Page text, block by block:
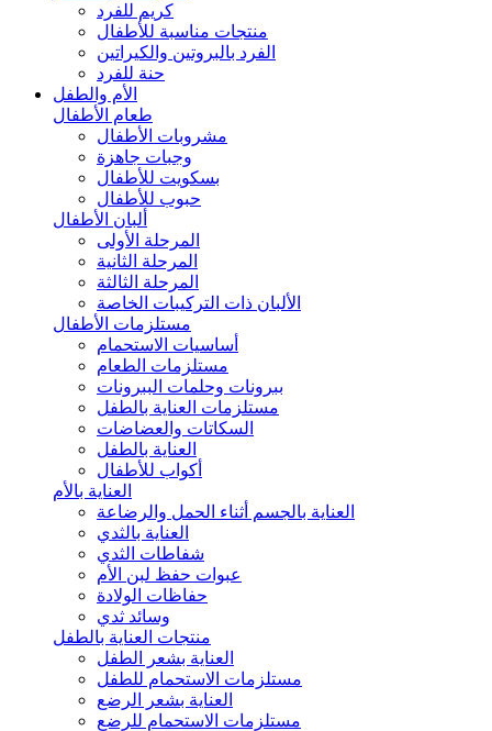
كريم للفرد
منتجات مناسبة للأطفال
الفرد بالبروتين والكيراتين
حنة للفرد
الأم والطفل
طعام الأطفال
مشروبات الأطفال
وجبات جاهزة
بسكويت للأطفال
حبوب للأطفال
ألبان الأطفال
المرحلة الأولى
المرحلة الثانية
المرحلة الثالثة
الألبان ذات التركيبات الخاصة
مستلزمات الأطفال
أساسيات الاستحمام
مستلزمات الطعام
ببرونات وحلمات الببرونات
مستلزمات العناية بالطفل
السكاتات والعضاضات
العناية بالطفل
أكواب للأطفال
العناية بالأم
العناية بالجسم أثناء الحمل والرضاعة
العناية بالثدي
شفاطات الثدي
عبوات حفظ لبن الأم
حفاظات الولادة
وسائد ثدي
منتجات العناية بالطفل
العناية بشعر الطفل
مستلزمات الاستحمام للطفل
العناية بشعر الرضع
مستلزمات الاستحمام للرضع